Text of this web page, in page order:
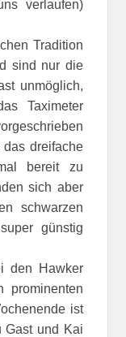
verlaufen)
Tradition
sind nur die
unmöglich,
Taximeter
dreifache
bereit zu
sich aber
schwarzen
günstig
den Hawker
prominenten
ist
Gast und Kai